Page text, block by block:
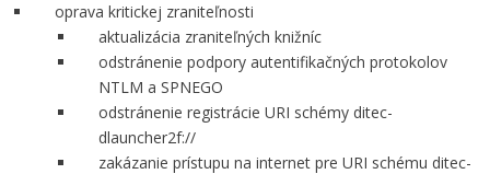
oprava kritickej zraniteľnosti
aktualizácia zraniteľných knižníc
odstránenie podpory autentifikačných protokolov
NTLM a SPNEGO
odstránenie registrácie URI schémy ditec-
dlauncher2f://
zakázanie prístupu na internet pre URI schému ditec-